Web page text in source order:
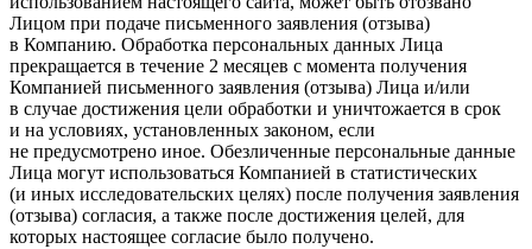
Лицом при подаче письменного заявления (отзыва)
в Компанию. Обработка персональных данных Лица
прекращается в течение 2 месяцев с момента получения
Компанией письменного заявления (отзыва) Лица и/или
в случае достижения цели обработки и уничтожается в срок
и на условиях, установленных законом, если
не предусмотрено иное. Обезличенные персональные данные
Лица могут использоваться Компанией в статистических
(и иных исследовательских целях) после получения заявления
(отзыва) согласия, а также после достижения целей, для
которых настоящее согласие было получено.